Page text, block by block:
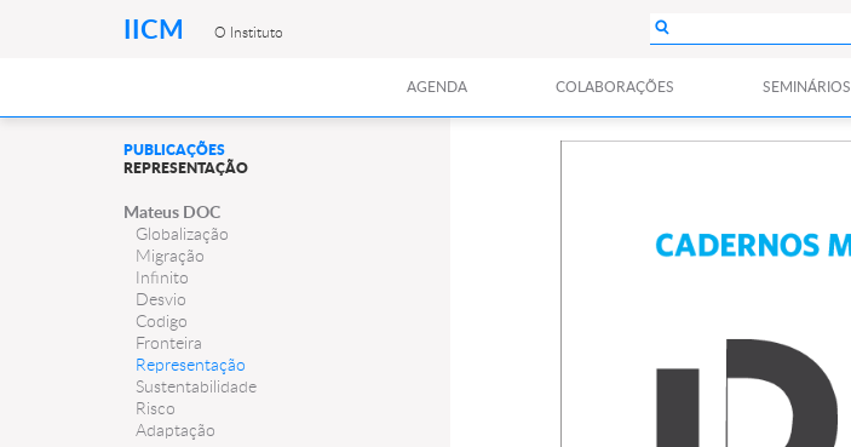
IICM O Instituto
AGENDA COLABORAÇÕES SEMINÁRIOS
PUBLICAÇÕES
REPRESENTAÇÃO
Mateus DOC
Globalização
Migração
Infinito
Desvio
Codigo
Fronteira
Representação
Sustentabilidade
Risco
Adaptação